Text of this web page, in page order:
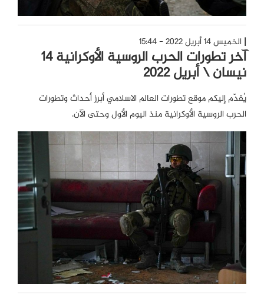
الخميس 14 أبريل 2022 - 15:44
آخر تطورات الحرب الروسية الأوكرانية 14
نيسان \ أبريل 2022
يُقدّم إليكم موقع تطورات العالم الاسلامي أبرز أحداث وتطورات
الحرب الروسية الأوكرانية منذ اليوم الأول وحتى الآن.